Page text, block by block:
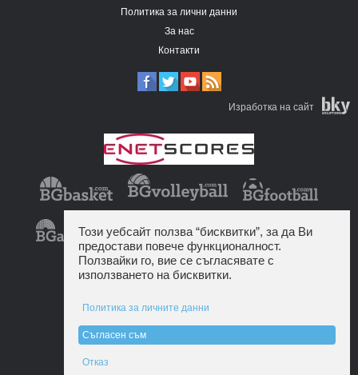
Политика за лични данни
За нас
Контакти
Изработка на сайт
Този уебсайт ползва “бисквитки”, за да Ви
предостави повече функционалност.
Ползвайки го, вие се съгласявате с
използването на бисквитки.
Политика за личните данни
Съгласен съм
Отказ